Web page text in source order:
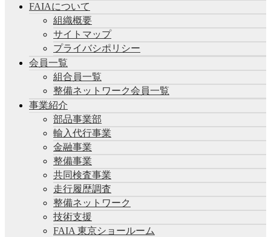
FAIAについて
組織概要
サイトマップ
プライバシポリシー
会員一覧
組合員一覧
整備ネットワーク会員一覧
事業紹介
部品事業部
輸入代行事業
金融事業
整備事業
共同検査事業
走行履歴調査
整備ネットワーク
技術支援
FAIA 東京ショールーム